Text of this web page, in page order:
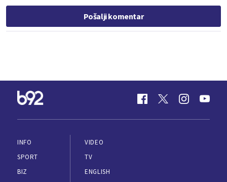
Pošalji komentar
INFO
SPORT
BIZ
VIDEO
TV
ENGLISH